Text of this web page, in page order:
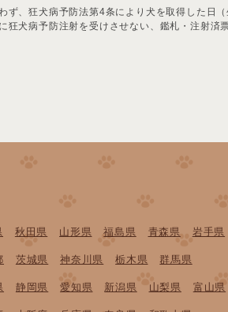
ず、狂犬病予防法第4条により犬を取得した
狂犬病予防注射を受けさせない、鑑札・注射
秋田県 山形県 福島県 青森県 岩手県
茨城県 神奈川県 栃木県 群馬県
静岡県 愛知県 新潟県 山梨県 富山県